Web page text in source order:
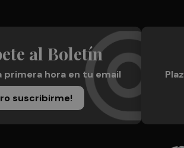
al Boletín
primera hora en tu email
suscribirme!